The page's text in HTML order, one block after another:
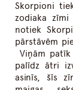
Skorpioni
zodiaka
notiek
pārstāvēm
Viņām
palīdz ātri
asinīs, šīs